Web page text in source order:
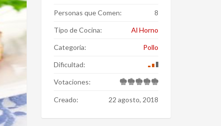
Personas que Comen: 8
Tipo de Cocina: Al Horno
Categoría: Pollo
Dificultad:
Votaciones:
Creado: 22 agosto, 2018